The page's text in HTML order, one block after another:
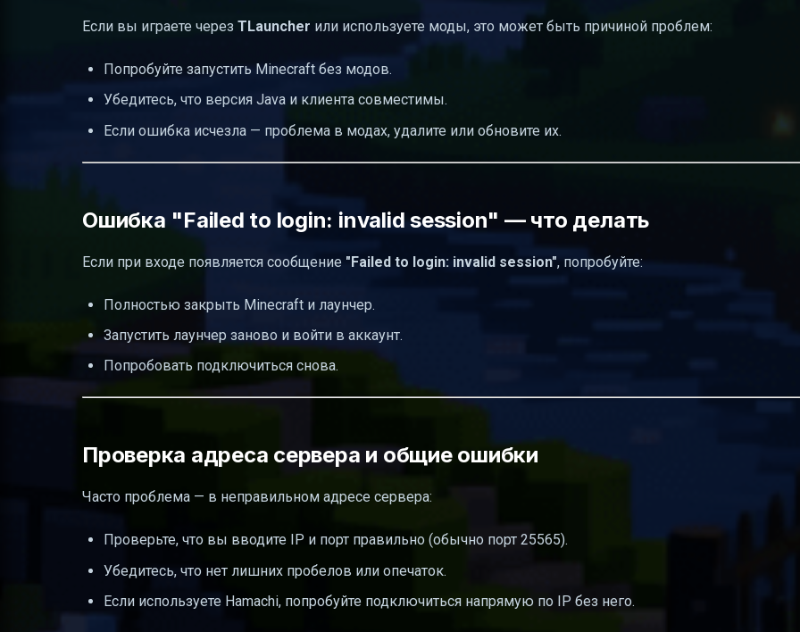
Если вы играете через TLauncher или используете моды, это может быть причиной проблем:
Попробуйте запустить Minecraft без модов.
Убедитесь, что версия Java и клиента совместимы.
Если ошибка исчезла — проблема в модах, удалите или обновите их.
Ошибка "Failed to login: invalid session" — что делать
Если при входе появляется сообщение "Failed to login: invalid session", попробуйте:
Полностью закрыть Minecraft и лаунчер.
Запустить лаунчер заново и войти в аккаунт.
Попробовать подключиться снова.
Проверка адреса сервера и общие ошибки
Часто проблема — в неправильном адресе сервера:
Проверьте, что вы вводите IP и порт правильно (обычно порт 25565).
Убедитесь, что нет лишних пробелов или опечаток.
Если используете Hamachi, попробуйте подключиться напрямую по IP без него.